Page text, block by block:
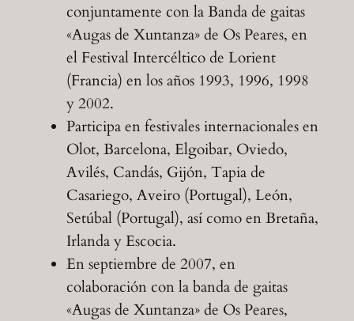
conjuntamente con la Banda de gaitas
«Augas de Xuntanza» de Os Peares, en
el Festival Intercéltico de Lorient
(Francia) en los años 1993, 1996, 1998
y 2002.
Participa en festivales internacionales en
Olot, Barcelona, Elgoibar, Oviedo,
Avilés, Candás, Gijón, Tapia de
Casariego, Aveiro (Portugal), León,
Setúbal (Portugal), así como en Bretaña,
Irlanda y Escocia.
En septiembre de 2007, en
colaboración con la banda de gaitas
«Augas de Xuntanza» de Os Peares,